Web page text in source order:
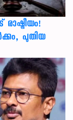
പുതിയ